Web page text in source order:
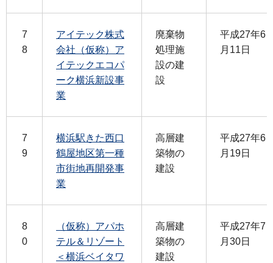
7
8
アイテック株式
会社（仮称）ア
イテックエコパ
ーク横浜新設事
業
廃棄物
処理施
設の建
設
平成27年6
月11日
7
9
横浜駅きた西口
鶴屋地区第一種
市街地再開発事
業
高層建
築物の
建設
平成27年6
月19日
8
0
（仮称）アパホ
テル＆リゾート
＜横浜ベイタワ
高層建
築物の
建設
平成27年7
月30日